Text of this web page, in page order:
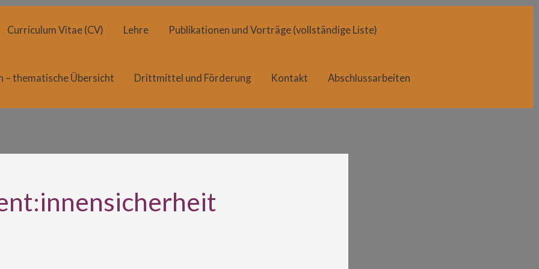
Curriculum Vitae (CV) Lehre Publikationen und Vorträge (vollständige Liste)
– thematische Übersicht Drittmittel und Förderung Kontakt Abschlussarbeiten